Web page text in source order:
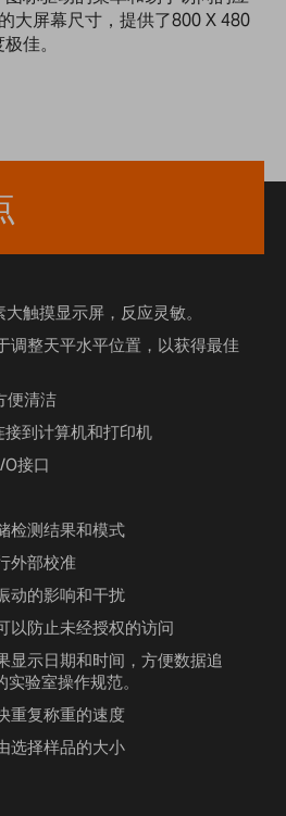
大屏幕尺寸，提供了800 X 480
佳。
触摸显示屏，反应灵敏。
调整天平水平位置，以获得最佳
便清洁
到计算机和打印机
O接口
检测结果和模式
外部校准
动的影响和干扰
以防止未经授权的访问
显示日期和时间，方便数据追
验室操作规范。
重复称重的速度
选择样品的大小